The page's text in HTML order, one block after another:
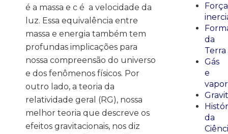
é a massa e c é a velocidade da
luz. Essa equivalência entre
massa e energia também tem
profundas implicações para
nossa compreensão do universo
e dos fenômenos físicos. Por
outro lado, a teoria da
relatividade geral (RG), nossa
melhor teoria que descreve os
efeitos gravitacionais, nos diz
da
Terra
Gás
e
vapor
da